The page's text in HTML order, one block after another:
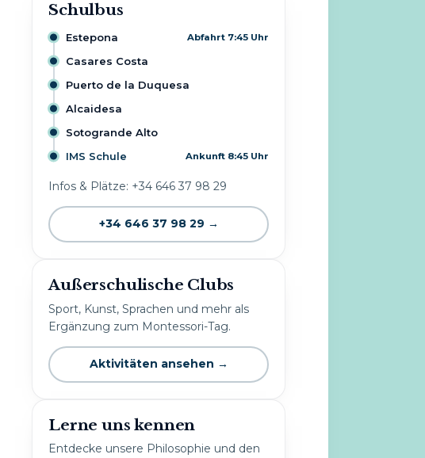
Schulbus
Estepona Abfahrt 7:45 Uhr
Casares Costa
Puerto de la Duquesa
Alcaidesa
Sotogrande Alto
IMS Schule
Ankunft 8:45 Uhr
Infos & Plätze: +34 646 37 98 29
+34 646 37 98 29 →
Außerschulische Clubs
Sport, Kunst, Sprachen und mehr als
Ergänzung zum Montessori-Tag.
Aktivitäten ansehen →
Lerne uns kennen
Entdecke unsere Philosophie und den